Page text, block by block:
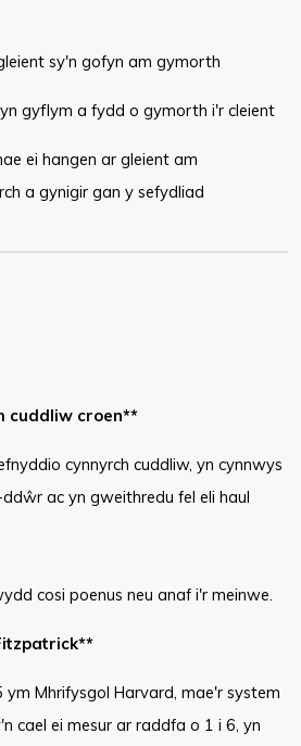
sy'n gofyn am gymorth
gyflym a fydd o gymorth i'r cleient
ei hangen ar gleient am
a gynigir gan y sefydliad​
cuddliw croen**
cynnyrch cuddliw, yn cynnwys
ac yn gweithredu fel eli haul
cosi poenus neu anaf i'r meinwe.
Mhrifysgol Harvard, mae'r system
cael ei mesur ar raddfa o 1 i 6, yn